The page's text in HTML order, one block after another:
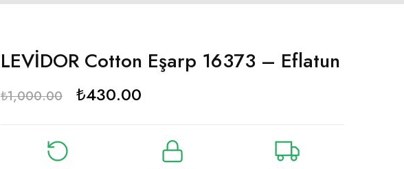
LEVİDOR Cotton Eşarp 16373 – Eflatun
₺1,000.00 ₺430.00